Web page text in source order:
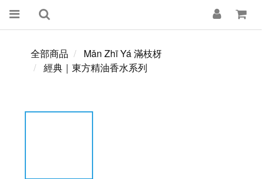
全部商品
Mǎn Zhī Yá 滿枝枒
經典｜東方精油香水系列